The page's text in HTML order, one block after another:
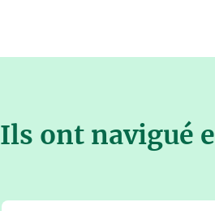
Ils ont navigué